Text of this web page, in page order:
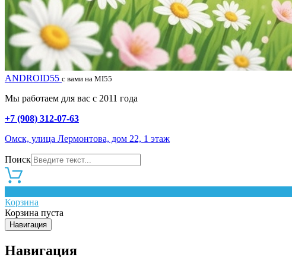
ANDROID55 с вами на MI55
Мы работаем для вас с 2011 года
+7 (908) 312-07-63
Омск, улица Лермонтова, дом 22, 1 этаж
Поиск
Корзина
Корзина пуста
Навигация
Навигация